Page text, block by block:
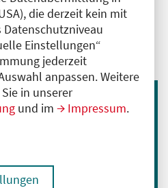
die derzeit kein mit
Datenschutzniveau
Einstellungen“
jederzeit
anpassen. Weitere
in unserer
und im Impressum.
Newsletter an: